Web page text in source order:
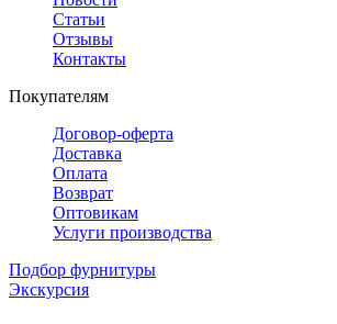
Статьи
Отзывы
Контакты
Покупателям
Договор-оферта
Доставка
Оплата
Возврат
Оптовикам
Услуги производства
Подбор фурнитуры
Экскурсия